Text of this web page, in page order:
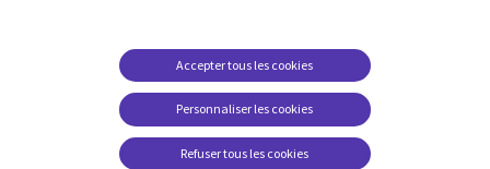
Études de cas
Baladodiffusions
Restrictions et
conditions juridiques
Carrières FAQ
Centre de gestion des
Personnaliser les cookies
Accepter tous les cookies
Refuser tous les cookies